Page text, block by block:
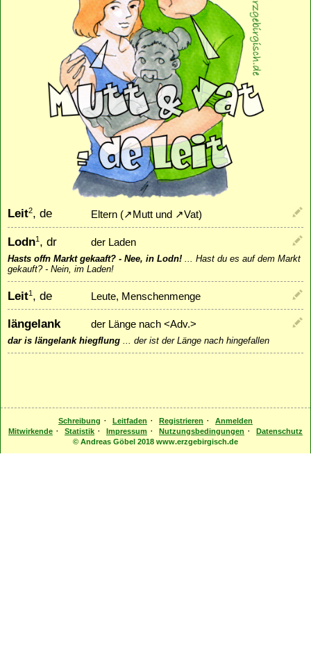
Leit2, de Eltern (↗Mutt und ↗Vat)
Lodn1 , dr der Laden
Hasts offn Markt gekaaft? - Nee, in Lodn!
Hast du es auf dem Markt
gekauft? - Nein, im Laden!
Leit1 , de Leute, Menschenmenge
längelank der Länge nach <Adv.>
dar is längelank hiegflung der ist der Länge nach hingefallen
Schreibung · Leitfaden · Registrieren ·
Anmelden
Mitwirkende · Statistik · Impressum · Nutzungsbedingungen ·
Datenschutz
© Andreas Göbel 2018 www.erzgebirgisch.de